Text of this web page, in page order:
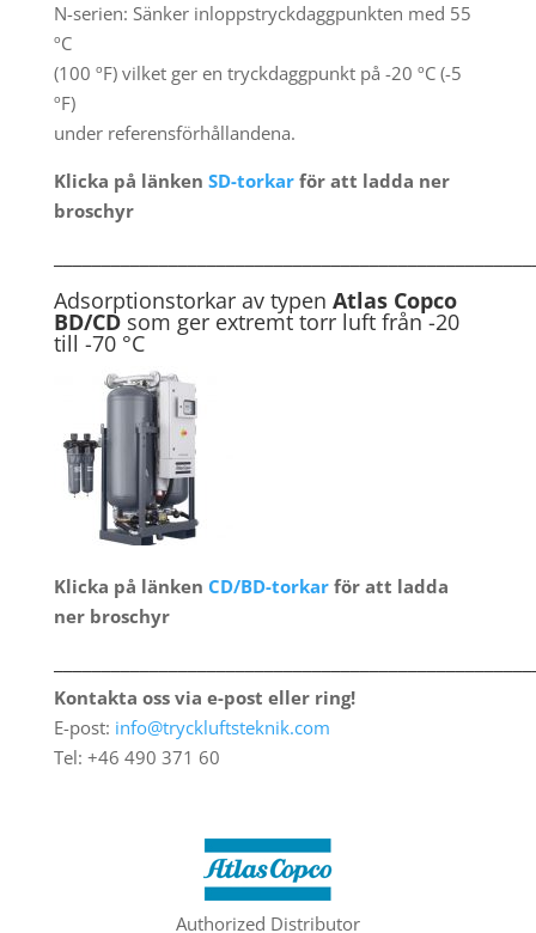
N-serien: Sänker inloppstryckdaggpunkten med 55
ºC
(100 ºF) vilket ger en tryckdaggpunkt på -20 ºC (-5
ºF)
under referensförhållandena.
Klicka på länken SD-torkarför att ladda ner
broschyr
Adsorptionstorkar av typen Atlas Copco
BD/CDsom ger extremt torr luft från -20
till -70 °C
Klicka på länken CD/BD-torkarför att ladda
ner broschyr
Kontakta oss via e-post eller ring!
E-post: info@tryckluftsteknik.com
Tel: +46 490 371 60
Authorized Distributor